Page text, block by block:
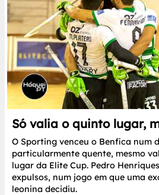
Só valia o quinto lugar,
O Sporting venceu o Benfica num
particularmente quente, mesmo
lugar da Elite Cup. Pedro
expulsos, num jogo em que uma
leonina decidiu.